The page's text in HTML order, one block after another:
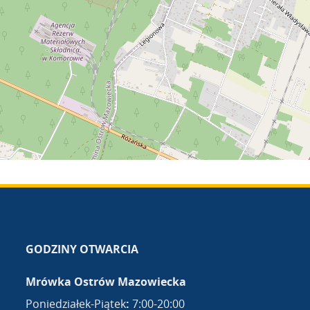
GODZINY OTWARCIA
Mrówka Ostrów Mazowiecka
Poniedziałek-Piątek: 7:00-20:00